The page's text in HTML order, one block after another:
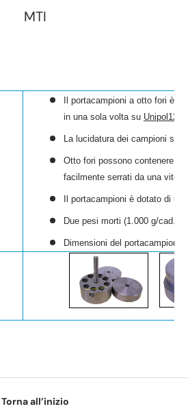
MTI
Il portacampioni a otto fori è
in una sola volta su Unipol1202
La lucidatura dei campioni
Otto fori possono contenere
facilmente serrati da una vite.
Il portacampioni è dotato di
Due pesi morti (1.000 g/cad.)
Dimensioni del
Torna all’inizio